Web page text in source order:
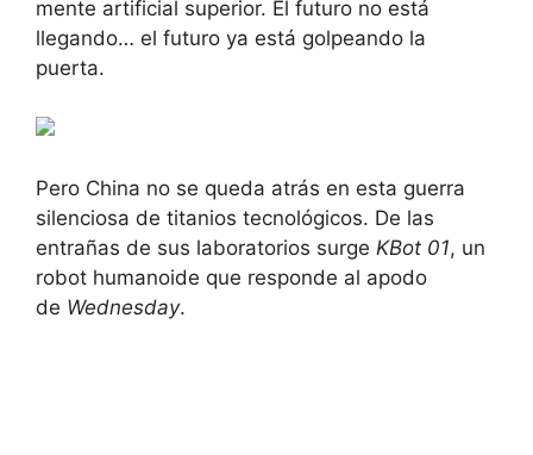
mente artificial superior. El futuro no está
llegando… el futuro ya está golpeando la
puerta.
Pero China no se queda atrás en esta guerra
silenciosa de titanios tecnológicos. De las
entrañas de sus laboratorios surge KBot 01, un
robot humanoide que responde al apodo
de Wednesday.